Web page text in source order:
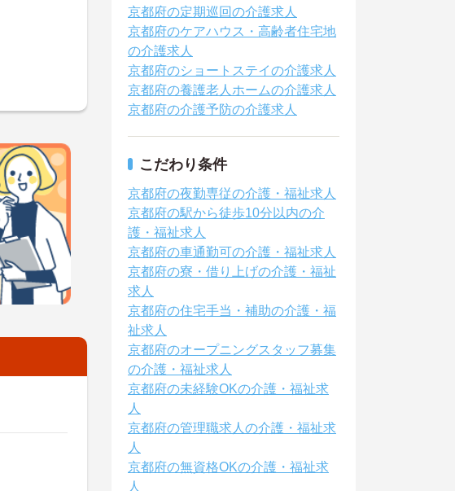
京都府の定期巡回の介護求人
京都府のケアハウス・高齢者住宅地
の介護求人
京都府のショートステイの介護求人
京都府の養護老人ホームの介護求人
京都府の介護予防の介護求人
こだわり条件
京都府の夜勤専従の介護・福祉求人
京都府の駅から徒歩10分以内の介
護・福祉求人
京都府の車通勤可の介護・福祉求人
京都府の寮・借り上げの介護・福祉
求人
京都府の住宅手当・補助の介護・福
祉求人
京都府のオープニングスタッフ募集
の介護・福祉求人
京都府の未経験OKの介護・福祉求
人
京都府の管理職求人の介護・福祉求
人
京都府の無資格OKの介護・福祉求
人